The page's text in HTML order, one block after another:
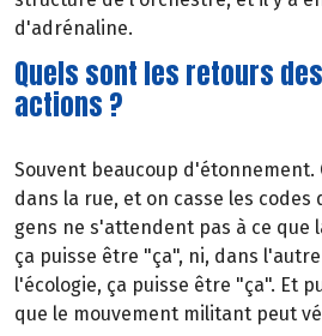
d'adrénaline.
Quels sont les retours
actions ?
Souvent beaucoup d'étonnement.
dans la rue, et on casse les codes
gens ne s'attendent pas à ce que
ça puisse être "ça", ni, dans
l'écologie, ça puisse être "ça". Et
que le mouvement militant peut